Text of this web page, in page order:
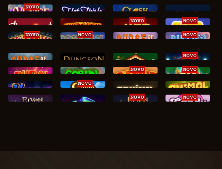
NOVO
NOVO NOVO
NOVO NOVO NOVO
NOVO
NOVO NOVO
NOVO
NOVO NOVO